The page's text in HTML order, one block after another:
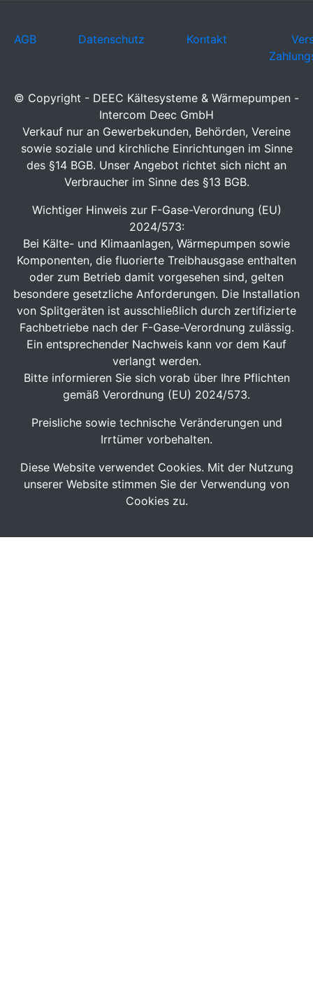
AGB Datenschutz Kontakt
© Copyright - DEEC Kältesysteme & Wärmepumpen -
Intercom Deec GmbH
Verkauf nur an Gewerbekunden, Behörden, Vereine
sowie soziale und kirchliche Einrichtungen im Sinne
des §14 BGB. Unser Angebot richtet sich nicht an
Verbraucher im Sinne des §13 BGB.
Wichtiger Hinweis zur F-Gase-Verordnung (EU)
2024/573:
Bei Kälte- und Klimaanlagen, Wärmepumpen sowie
Komponenten, die fluorierte Treibhausgase enthalten
oder zum Betrieb damit vorgesehen sind, gelten
besondere gesetzliche Anforderungen. Die Installation
von Splitgeräten ist ausschließlich durch zertifizierte
Fachbetriebe nach der F-Gase-Verordnung zulässig.
Ein entsprechender Nachweis kann vor dem Kauf
verlangt werden.
Bitte informieren Sie sich vorab über Ihre Pflichten
gemäß Verordnung (EU) 2024/573.
Preisliche sowie technische Veränderungen und
Irrtümer vorbehalten.
Diese Website verwendet Cookies. Mit der Nutzung
unserer Website stimmen Sie der Verwendung von
Cookies zu.